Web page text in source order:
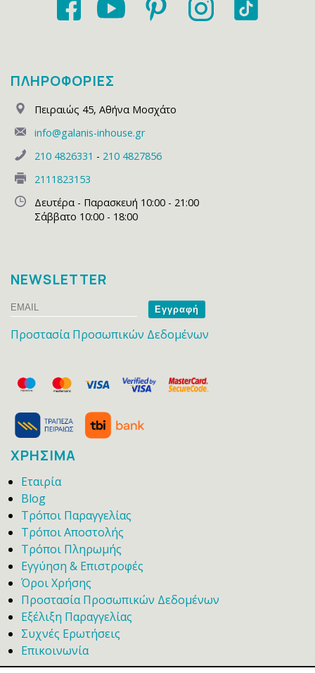
ΠΛΗΡΟΦΟΡΙΕΣ
Πειραιώς 45, Αθήνα Μοσχάτο
info@galanis-inhouse.gr
210 4826331 - 210 4827856
2111823153
Δευτέρα - Παρασκευή 10:00 - 21:00
Σάββατο 10:00 - 18:00
NEWSLETTER
Email
Name
Προστασία Προσωπικών Δεδομένων
ΧΡΗΣΙΜΑ
Εταιρία
Blog
Τρόποι Παραγγελίας
Τρόποι Αποστολής
Τρόποι Πληρωμής
Εγγύηση & Επιστροφές
Όροι Χρήσης
Προστασία Προσωπικών Δεδομένων
Εξέλιξη Παραγγελίας
Συχνές Ερωτήσεις
Επικοινωνία